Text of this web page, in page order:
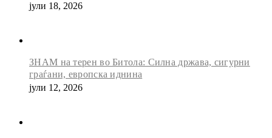
јули 18, 2026
ЗНАМ на терен во Битола: Силна држава, сигурни
граѓани, европска иднина
јули 12, 2026